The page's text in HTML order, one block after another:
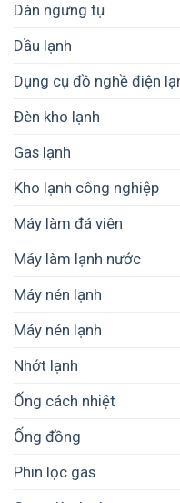
Dàn ngưng tụ
Dầu lạnh
Dụng cụ đồ nghề điện
Đèn kho lạnh
Gas lạnh
Kho lạnh công nghiệp
Máy làm đá viên
Máy làm lạnh nước
Máy nén lạnh
Máy nén lạnh
Nhớt lạnh
Ống cách nhiệt
Ống đồng
Phin lọc gas